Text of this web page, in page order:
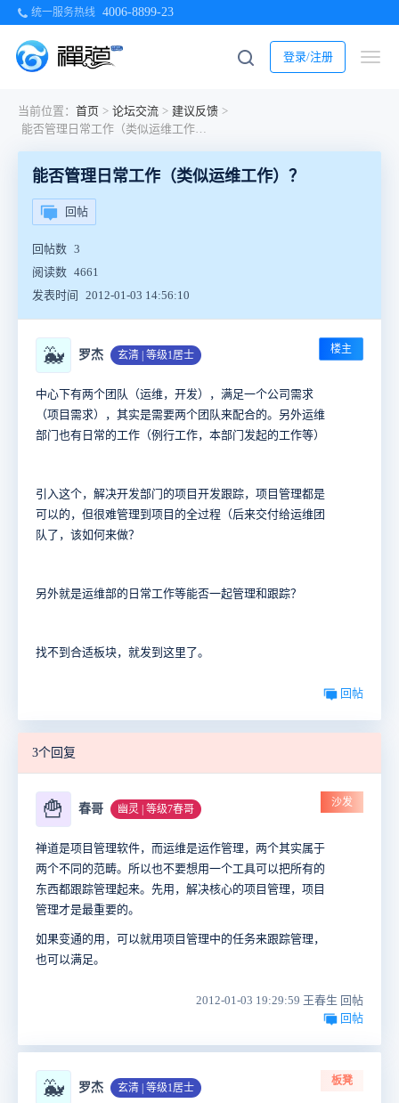
统一服务热线 4006-8899-23
登录/注册
当前位置： 首页 > 论坛交流 > 建议反馈 >
能否管理日常工作（类似运维工作）？
能否管理日常工作（类似运维工作）？
回帖
回帖数 3
阅读数 4661
发表时间
2012-01-03 14:56:10
🐳 罗杰 玄清 | 等级1居士 楼主
中心下有两个团队（运维，开发），满足一个公司需求
（项目需求），其实是需要两个团队来配合的。另外运维
部门也有日常的工作（例行工作，本部门发起的工作等）
引入这个，解决开发部门的项目开发跟踪，项目管理都是
可以的，但很难管理到项目的全过程（后来交付给运维团
队了，该如何来做？
另外就是运维部的日常工作等能否一起管理和跟踪？
找不到合适板块，就发到这里了。
回帖
3个回复
🍟 春哥 幽灵 | 等级7春哥
沙发
禅道是项目管理软件，而运维是运作管理，两个其实属于
两个不同的范畴。所以也不要想用一个工具可以把所有的
东西都跟踪管理起来。先用，解决核心的项目管理，项目
管理才是最重要的。
如果变通的用，可以就用项目管理中的任务来跟踪管理，
也可以满足。
2012-01-03 19:29:59 王春生 回帖
回帖
🐳 罗杰 玄清 | 等级1居士
板凳